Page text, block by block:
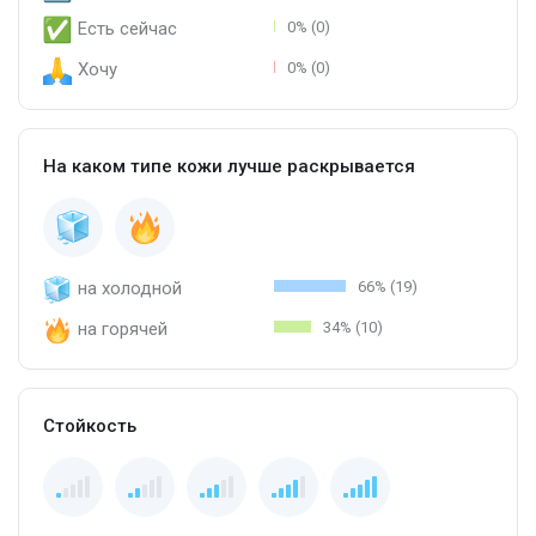
Есть сейчас 0% (0)
Хочу 0% (0)
На каком типе кожи лучше раскрывается
на холодной 66% (19)
на горячей 34% (10)
Стойкость